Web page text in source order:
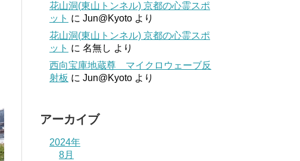
花山洞(東山トンネル) 京都の心霊スポ
ット に Jun@Kyoto より
花山洞(東山トンネル) 京都の心霊スポ
ット に 名無し より
西向宝庫地蔵尊 マイクロウェーブ反
射板 に Jun@Kyoto より
アーカイブ
2024年
8月